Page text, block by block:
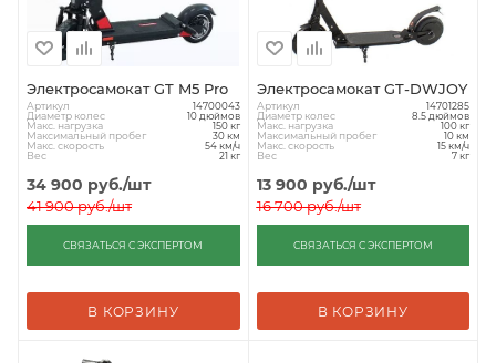
Электросамокат GT M5 Pro
Артикул 14700043
Диаметр колес 10 дюймов
Макс. нагрузка 150 кг
Максимальный пробег 30 км
Макс. скорость 54 км/ч
Вес 21 кг
34 900 руб./шт
41 900руб./шт
СВЯЗАТЬСЯ С ЭКСПЕРТОМ
В КОРЗИНУ
Электросамокат GT-DWJOY
Артикул 14701285
Диаметр колес 8.5 дюймов
Макс. нагрузка 100 кг
Максимальный пробег 10 км
Макс. скорость 15 км/ч
Вес 7 кг
13 900 руб./шт
16 700руб./шт
СВЯЗАТЬСЯ С ЭКСПЕРТОМ
В КОРЗИНУ